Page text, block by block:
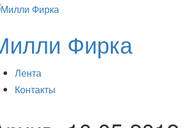
Фирка
Лента
Контакты